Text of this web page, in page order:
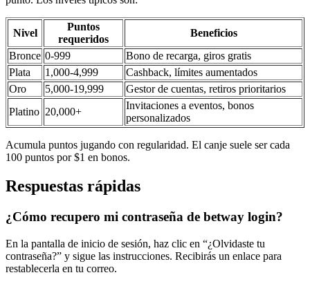
Nivel
Puntos
requeridos
Beneficios
Bronce 0-999
Bono de recarga, giros gratis
Plata
1,000-4,999
Cashback, límites aumentados
Oro
5,000-19,999
Gestor de cuentas, retiros prioritarios
Platino 20,000+
Invitaciones a eventos, bonos
personalizados
Acumula puntos jugando con regularidad. El canje suele ser cada
100 puntos por $1 en bonos.
Respuestas rápidas
¿Cómo recupero mi contraseña de betway login?
En la pantalla de inicio de sesión, haz clic en “¿Olvidaste tu
contraseña?” y sigue las instrucciones. Recibirás un enlace para
restablecerla en tu correo.